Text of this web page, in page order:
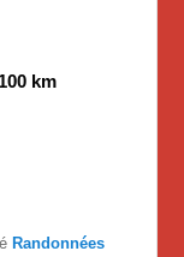
km
Randonnées